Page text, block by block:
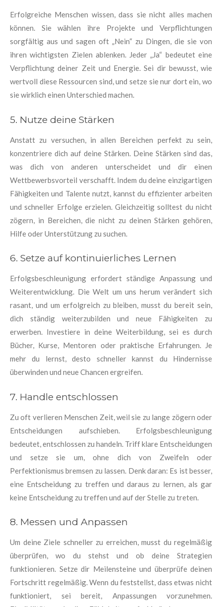
Erfolgreiche Menschen wissen, dass sie nicht alles machen
können. Sie wählen ihre Projekte und Verpflichtungen
sorgfältig aus und sagen oft „Nein“ zu Dingen, die sie von
ihren wichtigsten Zielen ablenken. Jeder „Ja“ bedeutet eine
Verpflichtung deiner Zeit und Energie. Sei dir bewusst, wie
wertvoll diese Ressourcen sind, und setze sie nur dort ein, wo
sie wirklich einen Unterschied machen.
5. Nutze deine Stärken
Anstatt zu versuchen, in allen Bereichen perfekt zu sein,
konzentriere dich auf deine Stärken. Deine Stärken sind das,
was dich von anderen unterscheidet und dir einen
Wettbewerbsvorteil verschafft. Indem du deine einzigartigen
Fähigkeiten und Talente nutzt, kannst du effizienter arbeiten
und schneller Erfolge erzielen. Gleichzeitig solltest du nicht
zögern, in Bereichen, die nicht zu deinen Stärken gehören,
Hilfe oder Unterstützung zu suchen.
6. Setze auf kontinuierliches Lernen
Erfolgsbeschleunigung erfordert ständige Anpassung und
Weiterentwicklung. Die Welt um uns herum verändert sich
rasant, und um erfolgreich zu bleiben, musst du bereit sein,
dich ständig weiterzubilden und neue Fähigkeiten zu
erwerben. Investiere in deine Weiterbildung, sei es durch
Bücher, Kurse, Mentoren oder praktische Erfahrungen. Je
mehr du lernst, desto schneller kannst du Hindernisse
überwinden und neue Chancen ergreifen.
7. Handle entschlossen
Zu oft verlieren Menschen Zeit, weil sie zu lange zögern oder
Entscheidungen aufschieben. Erfolgsbeschleunigung
bedeutet, entschlossen zu handeln. Triff klare Entscheidungen
und setze sie um, ohne dich von Zweifeln oder
Perfektionismus bremsen zu lassen. Denk daran: Es ist besser,
eine Entscheidung zu treffen und daraus zu lernen, als gar
keine Entscheidung zu treffen und auf der Stelle zu treten.
8. Messen und Anpassen
Um deine Ziele schneller zu erreichen, musst du regelmäßig
überprüfen, wo du stehst und ob deine Strategien
funktionieren. Setze dir Meilensteine und überprüfe deinen
Fortschritt regelmäßig. Wenn du feststellst, dass etwas nicht
funktioniert, sei bereit, Anpassungen vorzunehmen.